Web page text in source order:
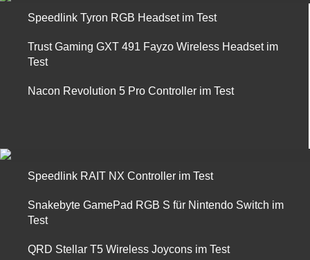
Speedlink Tyron RGB Headset im Test
Trust Gaming GXT 491 Fayzo Wireless Headset im
Test
Nacon Revolution 5 Pro Controller im Test
Speedlink RAIT NX Controller im Test
Snakebyte GamePad RGB S für Nintendo Switch im
Test
QRD Stellar T5 Wireless Joycons im Test